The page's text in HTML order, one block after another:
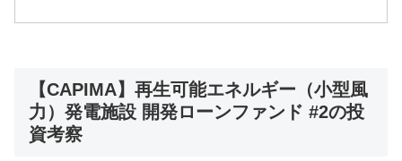
【CAPIMA】再生可能エネルギー（小型風
力）発電施設 開発ローンファンド #2の投
資考察